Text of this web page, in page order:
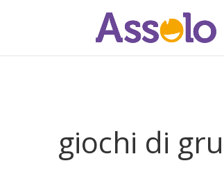
giochi di